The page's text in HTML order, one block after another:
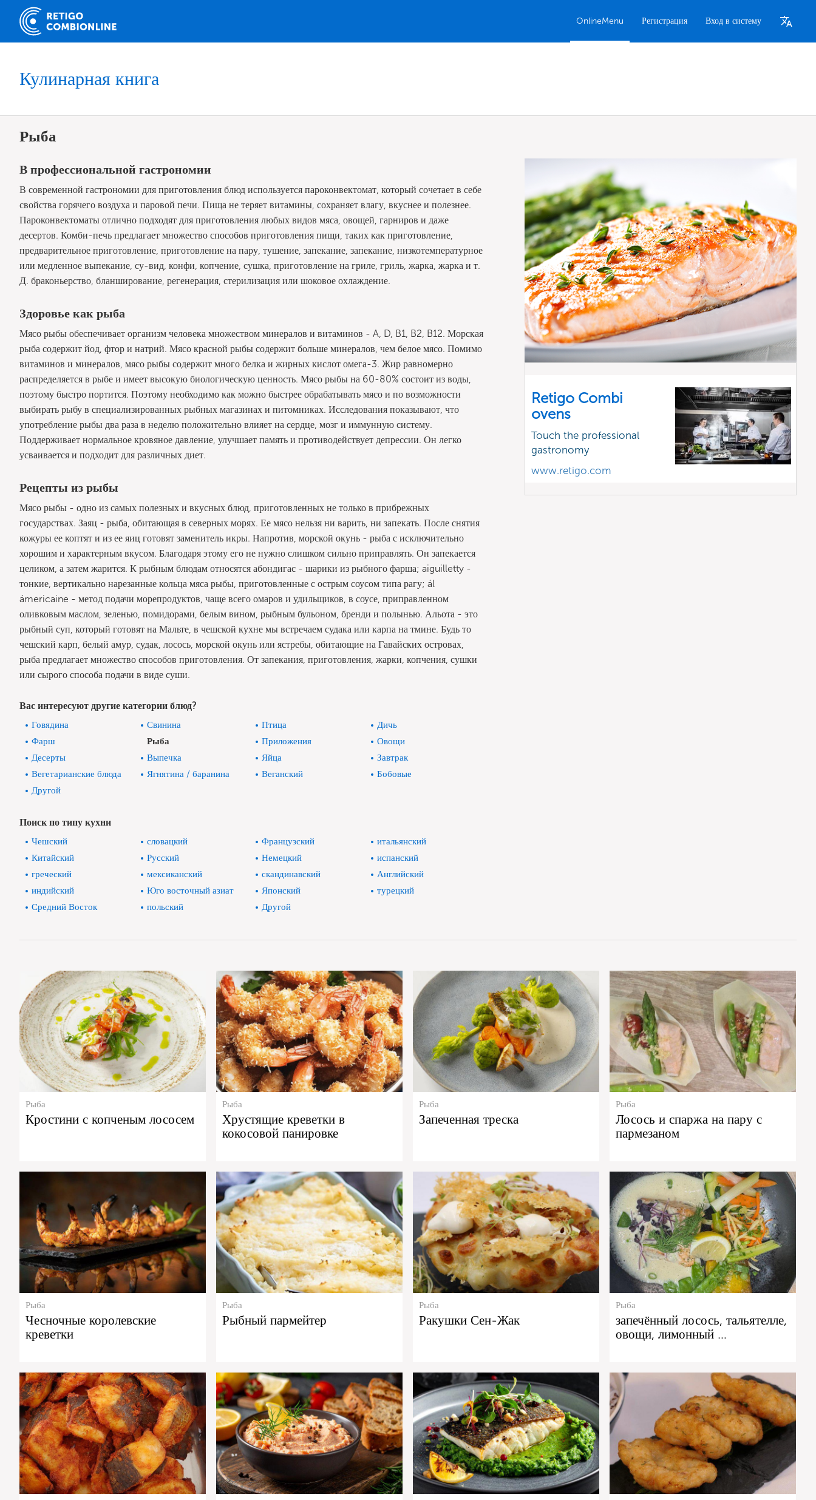
OnlineMenu Регистрация Вход в систему
Кулинарная книга
Рыба
В профессиональной гастрономии
В современной гастрономии для приготовления блюд используется пароконвектомат, который сочетает в себе
свойства горячего воздуха и паровой печи. Пища не теряет витамины, сохраняет влагу, вкуснее и полезнее.
Пароконвектоматы отлично подходят для приготовления любых видов мяса, овощей, гарниров и даже
десертов. Комби-печь предлагает множество способов приготовления пищи, таких как приготовление,
предварительное приготовление, приготовление на пару, тушение, запекание, запекание, низкотемпературное
или медленное выпекание, су-вид, конфи, копчение, сушка, приготовление на гриле, гриль, жарка, жарка и т.
Д. браконьерство, бланширование, регенерация, стерилизация или шоковое охлаждение.
Здоровье как рыба
Мясо рыбы обеспечивает организм человека множеством минералов и витаминов - A, D, B1, B2, B12. Морская
рыба содержит йод, фтор и натрий. Мясо красной рыбы содержит больше минералов, чем белое мясо. Помимо
витаминов и минералов, мясо рыбы содержит много белка и жирных кислот омега-3. Жир равномерно
распределяется в рыбе и имеет высокую биологическую ценность. Мясо рыбы на 60-80% состоит из воды,
поэтому быстро портится. Поэтому необходимо как можно быстрее обрабатывать мясо и по возможности
выбирать рыбу в специализированных рыбных магазинах и питомниках. Исследования показывают, что
употребление рыбы два раза в неделю положительно влияет на сердце, мозг и иммунную систему.
Поддерживает нормальное кровяное давление, улучшает память и противодействует депрессии. Он легко
усваивается и подходит для различных диет.
Рецепты из рыбы
Мясо рыбы - одно из самых полезных и вкусных блюд, приготовленных не только в прибрежных
государствах. Заяц - рыба, обитающая в северных морях. Ее мясо нельзя ни варить, ни запекать. После снятия
кожуры ее коптят и из ее яиц готовят заменитель икры. Напротив, морской окунь - рыба с исключительно
хорошим и характерным вкусом. Благодаря этому его не нужно слишком сильно приправлять. Он запекается
целиком, а затем жарится. К рыбным блюдам относятся абондигас - шарики из рыбного фарша; aiguilletty -
тонкие, вертикально нарезанные кольца мяса рыбы, приготовленные с острым соусом типа рагу; ál
ámericaine - метод подачи морепродуктов, чаще всего омаров и удильщиков, в соусе, приправленном
оливковым маслом, зеленью, помидорами, белым вином, рыбным бульоном, бренди и полынью. Альота - это
рыбный суп, который готовят на Мальте, в чешской кухне мы встречаем судака или карпа на тмине. Будь то
чешский карп, белый амур, судак, лосось, морской окунь или ястребы, обитающие на Гавайских островах,
рыба предлагает множество способов приготовления. От запекания, приготовления, жарки, копчения, сушки
или сырого способа подачи в виде суши.
Retigo Combi
ovens
Touch the professional
gastronomy
www.retigo.com
Вас интересуют другие категории блюд?
Говядина Свинина Птица
Дичь
Фарш
Рыба Приложения
Овощи
Десерты
Выпечка Яйца
Завтрак
Вегетарианские блюда
Ягнятина / баранина Веганский
Бобовые
Другой
Поиск по типу кухни
Чешский словацкий Французский
итальянский
Китайский
Русский Немецкий
испанский
греческий
мексиканский скандинавский
Английский
индийский
Юго восточный азиат Японский
турецкий
Средний Восток
польский Другой
Рыба
Кростини с копченым лососем
Рыба
Хрустящие креветки в
кокосовой панировке
Рыба
Запеченная треска
Рыба
Лосось и спаржа на пару с
пармезаном
Рыба
Чесночные королевские
креветки
Рыба
Рыбный пармейтер
Рыба
Ракушки Сен-Жак
Рыба
запечённый лосось, тальятелле,
овощи, лимонный …